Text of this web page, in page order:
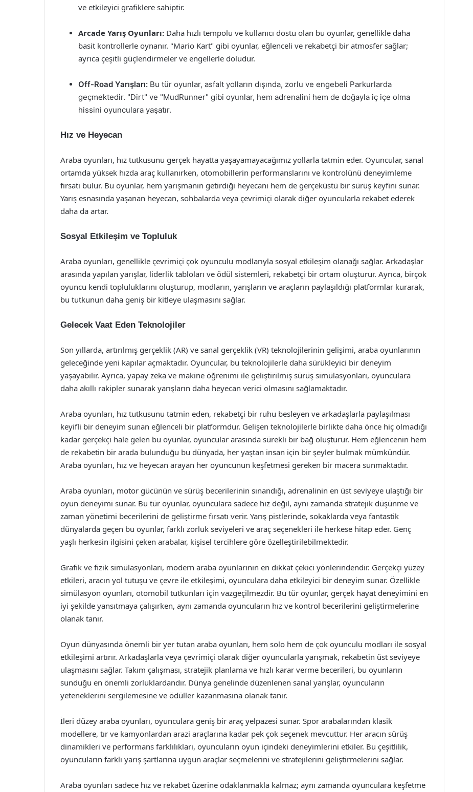
ve etkileyici grafiklere sahiptir.
Arcade Yarış Oyunları: Daha hızlı tempolu ve kullanıcı dostu olan bu oyunlar, genellikle daha
basit kontrollerle oynanır. "Mario Kart" gibi oyunlar, eğlenceli ve rekabetçi bir atmosfer sağlar;
ayrıca çeşitli güçlendirmeler ve engellerle doludur.
Off-Road Yarışları: Bu tür oyunlar, asfalt yolların dışında, zorlu ve engebeli Parkurlarda
geçmektedir. "Dirt" ve "MudRunner" gibi oyunlar, hem adrenalini hem de doğayla iç içe olma
hissini oyunculara yaşatır.
Hız ve Heyecan
Araba oyunları, hız tutkusunu gerçek hayatta yaşayamayacağımız yollarla tatmin eder. Oyuncular, sanal
ortamda yüksek hızda araç kullanırken, otomobillerin performanslarını ve kontrolünü deneyimleme
fırsatı bulur. Bu oyunlar, hem yarışmanın getirdiği heyecanı hem de gerçeküstü bir sürüş keyfini sunar.
Yarış esnasında yaşanan heyecan, sohbalarda veya çevrimiçi olarak diğer oyuncularla rekabet ederek
daha da artar.
Sosyal Etkileşim ve Topluluk
Araba oyunları, genellikle çevrimiçi çok oyunculu modlarıyla sosyal etkileşim olanağı sağlar. Arkadaşlar
arasında yapılan yarışlar, liderlik tabloları ve ödül sistemleri, rekabetçi bir ortam oluşturur. Ayrıca, birçok
oyuncu kendi topluluklarını oluşturup, modların, yarışların ve araçların paylaşıldığı platformlar kurarak,
bu tutkunun daha geniş bir kitleye ulaşmasını sağlar.
Gelecek Vaat Eden Teknolojiler
Son yıllarda, artırılmış gerçeklik (AR) ve sanal gerçeklik (VR) teknolojilerinin gelişimi, araba oyunlarının
geleceğinde yeni kapılar açmaktadır. Oyuncular, bu teknolojilerle daha sürükleyici bir deneyim
yaşayabilir. Ayrıca, yapay zeka ve makine öğrenimi ile geliştirilmiş sürüş simülasyonları, oyunculara
daha akıllı rakipler sunarak yarışların daha heyecan verici olmasını sağlamaktadır.
Araba oyunları, hız tutkusunu tatmin eden, rekabetçi bir ruhu besleyen ve arkadaşlarla paylaşılması
keyifli bir deneyim sunan eğlenceli bir platformdur. Gelişen teknolojilerle birlikte daha önce hiç olmadığı
kadar gerçekçi hale gelen bu oyunlar, oyuncular arasında sürekli bir bağ oluşturur. Hem eğlencenin hem
de rekabetin bir arada bulunduğu bu dünyada, her yaştan insan için bir şeyler bulmak mümkündür.
Araba oyunları, hız ve heyecan arayan her oyuncunun keşfetmesi gereken bir macera sunmaktadır.
Araba oyunları, motor gücünün ve sürüş becerilerinin sınandığı, adrenalinin en üst seviyeye ulaştığı bir
oyun deneyimi sunar. Bu tür oyunlar, oyunculara sadece hız değil, aynı zamanda stratejik düşünme ve
zaman yönetimi becerilerini de geliştirme fırsatı verir. Yarış pistlerinde, sokaklarda veya fantastik
dünyalarda geçen bu oyunlar, farklı zorluk seviyeleri ve araç seçenekleri ile herkese hitap eder. Genç
yaşlı herkesin ilgisini çeken arabalar, kişisel tercihlere göre özelleştirilebilmektedir.
Grafik ve fizik simülasyonları, modern araba oyunlarının en dikkat çekici yönlerindendir. Gerçekçi yüzey
etkileri, aracın yol tutuşu ve çevre ile etkileşimi, oyunculara daha etkileyici bir deneyim sunar. Özellikle
simülasyon oyunları, otomobil tutkunları için vazgeçilmezdir. Bu tür oyunlar, gerçek hayat deneyimini en
iyi şekilde yansıtmaya çalışırken, aynı zamanda oyuncuların hız ve kontrol becerilerini geliştirmelerine
olanak tanır.
Oyun dünyasında önemli bir yer tutan araba oyunları, hem solo hem de çok oyunculu modları ile sosyal
etkileşimi artırır. Arkadaşlarla veya çevrimiçi olarak diğer oyuncularla yarışmak, rekabetin üst seviyeye
ulaşmasını sağlar. Takım çalışması, stratejik planlama ve hızlı karar verme becerileri, bu oyunların
sunduğu en önemli zorluklardandır. Dünya genelinde düzenlenen sanal yarışlar, oyuncuların
yeteneklerini sergilemesine ve ödüller kazanmasına olanak tanır.
İleri düzey araba oyunları, oyunculara geniş bir araç yelpazesi sunar. Spor arabalarından klasik
modellere, tır ve kamyonlardan arazi araçlarına kadar pek çok seçenek mevcuttur. Her aracın sürüş
dinamikleri ve performans farklılıkları, oyuncuların oyun içindeki deneyimlerini etkiler. Bu çeşitlilik,
oyuncuların farklı yarış şartlarına uygun araçlar seçmelerini ve stratejilerini geliştirmelerini sağlar.
Araba oyunları sadece hız ve rekabet üzerine odaklanmakla kalmaz; aynı zamanda oyunculara keşfetme